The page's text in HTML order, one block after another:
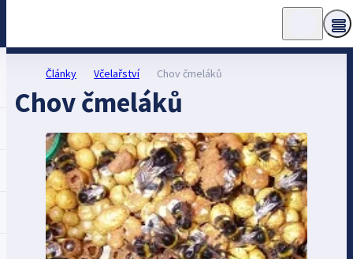
Články Včelařství Chov čmeláků
Chov čmeláků